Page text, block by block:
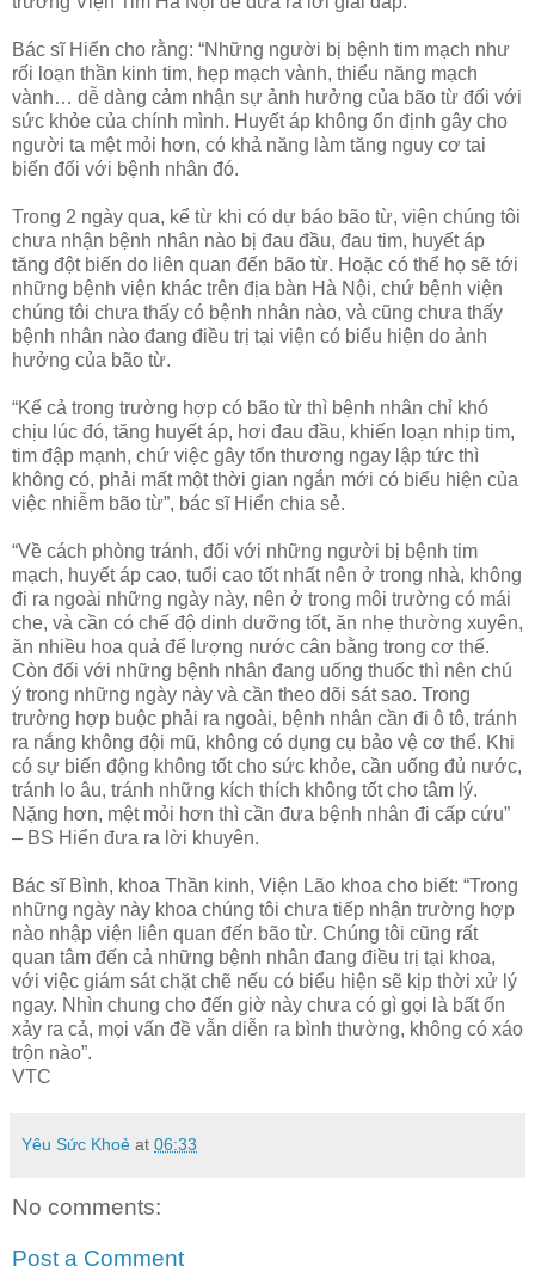
Bác sĩ Hiển cho rằng: “Những người bị bệnh tim mạch như
rối loạn thần kinh tim, hẹp mạch vành, thiểu năng mạch
vành… dễ dàng cảm nhận sự ảnh hưởng của bão từ đối với
sức khỏe của chính mình. Huyết áp không ổn định gây cho
người ta mệt mỏi hơn, có khả năng làm tăng nguy cơ tai
biến đối với bệnh nhân đó.
Trong 2 ngày qua, kể từ khi có dự báo bão từ, viện chúng tôi
chưa nhận bệnh nhân nào bị đau đầu, đau tim, huyết áp
tăng đột biến do liên quan đến bão từ. Hoặc có thể họ sẽ tới
những bệnh viện khác trên địa bàn Hà Nội, chứ bệnh viện
chúng tôi chưa thấy có bệnh nhân nào, và cũng chưa thấy
bệnh nhân nào đang điều trị tại viện có biểu hiện do ảnh
hưởng của bão từ.
“Kể cả trong trường hợp có bão từ thì bệnh nhân chỉ khó
chịu lúc đó, tăng huyết áp, hơi đau đầu, khiến loạn nhịp tim,
tim đập mạnh, chứ việc gây tổn thương ngay lập tức thì
không có, phải mất một thời gian ngắn mới có biểu hiện của
việc nhiễm bão từ”, bác sĩ Hiển chia sẻ.
“Về cách phòng tránh, đối với những người bị bệnh tim
mạch, huyết áp cao, tuổi cao tốt nhất nên ở trong nhà, không
đi ra ngoài những ngày này, nên ở trong môi trường có mái
che, và cần có chế độ dinh dưỡng tốt, ăn nhẹ thường xuyên,
ăn nhiều hoa quả để lượng nước cân bằng trong cơ thể.
Còn đối với những bệnh nhân đang uống thuốc thì nên chú
ý trong những ngày này và cần theo dõi sát sao. Trong
trường hợp buộc phải ra ngoài, bệnh nhân cần đi ô tô, tránh
ra nắng không đội mũ, không có dụng cụ bảo vệ cơ thể. Khi
có sự biến động không tốt cho sức khỏe, cần uống đủ nước,
tránh lo âu, tránh những kích thích không tốt cho tâm lý.
Nặng hơn, mệt mỏi hơn thì cần đưa bệnh nhân đi cấp cứu”
– BS Hiển đưa ra lời khuyên.
Bác sĩ Bình, khoa Thần kinh, Viện Lão khoa cho biết: “Trong
những ngày này khoa chúng tôi chưa tiếp nhận trường hợp
nào nhập viện liên quan đến bão từ. Chúng tôi cũng rất
quan tâm đến cả những bệnh nhân đang điều trị tại khoa,
với việc giám sát chặt chẽ nếu có biểu hiện sẽ kịp thời xử lý
ngay. Nhìn chung cho đến giờ này chưa có gì gọi là bất ổn
xảy ra cả, mọi vấn đề vẫn diễn ra bình thường, không có xáo
trộn nào”.
VTC
Yêu Sức Khoẻ at 06:33
No comments:
Post a Comment